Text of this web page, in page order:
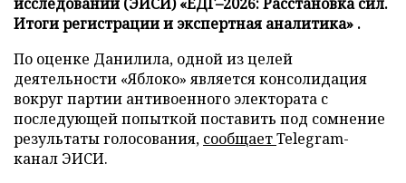
Итоги регистрации и экспертная аналитика» .
По оценке Данилила, одной из целей
деятельности «Яблоко» является консолидация
вокруг партии антивоенного электората с
последующей попыткой поставить под сомнение
результаты голосования, сообщаетTelegram-
канал ЭИСИ.